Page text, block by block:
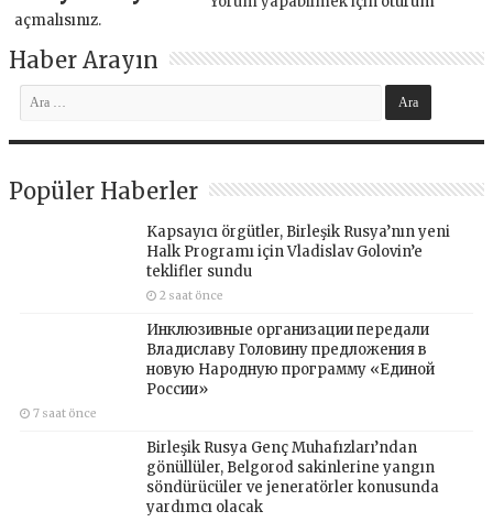
açmalısınız.
Haber Arayın
Popüler Haberler
Kapsayıcı örgütler, Birleşik Rusya’nın yeni
Halk Programı için Vladislav Golovin’e
teklifler sundu
2 saat önce
Инклюзивные организации передали
Владиславу Головину предложения в
новую Народную программу «Единой
России»
7 saat önce
Birleşik Rusya Genç Muhafızları’ndan
gönüllüler, Belgorod sakinlerine yangın
söndürücüler ve jeneratörler konusunda
yardımcı olacak